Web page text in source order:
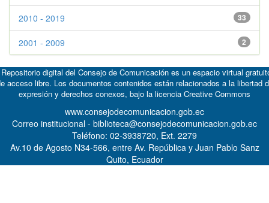
33
2010 - 2019
2
2001 - 2009
digital del Consejo de Comunicación es un espacio virtual
acceso libre. Los documentos contenidos están relacionados a la libertad
expresión y derechos conexos, bajo la licencia Creative Commons
www.consejodecomunicacion.gob.ec
Correo institucional - biblioteca@consejodecomunicacion.gob.ec
Teléfono: 02-3938720, Ext. 2279
Av.10 de Agosto N34-566, entre Av. República y Juan Pablo Sanz
Quito, Ecuador